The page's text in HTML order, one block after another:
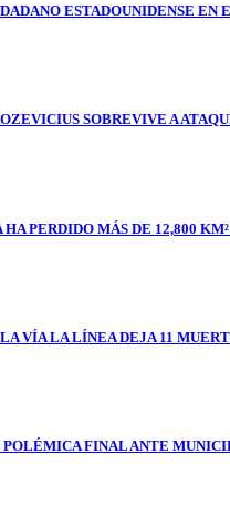
ESTADOUNIDENSE EN
SOBREVIVE A
PERDIDO MÁS DE 12,800
VÍA LA LÍNEA DEJA 11
POLÉMICA FINAL ANTE